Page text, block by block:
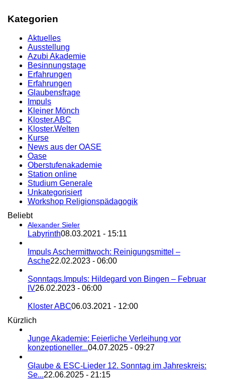
Kategorien
Aktuelles
Ausstellung
Azubi Akademie
Besinnungstage
Erfahrungen
Erfahrungen
Glaubensfrage
Impuls
Kleiner Mönch
Kloster.ABC
Kloster.Welten
Kurse
News aus der OASE
Oase
Oberstufenakademie
Station online
Studium Generale
Unkategorisiert
Workshop Religionspädagogik
Beliebt
Alexander Sieler
Labyrinth08.03.2021 - 15:11
Impuls Aschermittwoch: Reinigungsmittel –
Asche22.02.2023 - 06:00
Sonntags.Impuls: Hildegard von Bingen – Februar
IV26.02.2023 - 06:00
Kloster ABC06.03.2021 - 12:00
Kürzlich
Junge Akademie: Feierliche Verleihung vor
konzeptioneller...04.07.2025 - 09:27
Glaube & ESC-Lieder 12. Sonntag im Jahreskreis:
Se...22.06.2025 - 21:15